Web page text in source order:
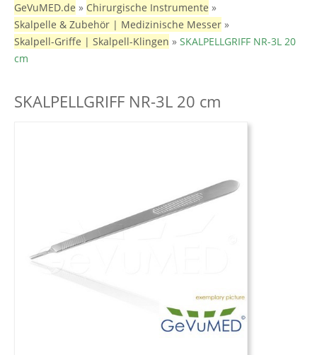
GeVuMED.de » Chirurgische Instrumente »
Skalpelle & Zubehör | Medizinische Messer »
Skalpell-Griffe | Skalpell-Klingen » SKALPELLGRIFF NR-3L 20
cm
SKALPELLGRIFF NR-3L 20 cm